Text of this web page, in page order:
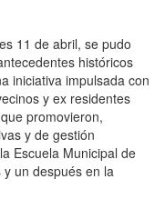
11 de abril, se pudo
históricos
iniciativa impulsada con
y ex residentes
promovieron,
y de gestión
Escuela Municipal de
un después en la